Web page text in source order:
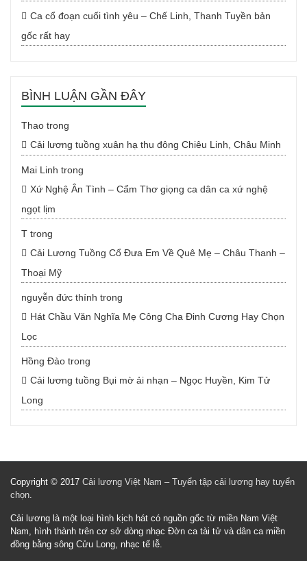
Ca cổ đoạn cuối tình yêu – Chế Linh, Thanh Tuyền bản
gốc rất hay
BÌNH LUẬN GẦN ĐÂY
Thao trong
Cải lương tuồng xuân hạ thu đông Chiêu Linh, Châu Minh
Mai Linh trong
Xứ Nghệ Ân Tình – Cẩm Thơ giọng ca dân ca xứ nghệ
ngọt lịm
T trong
Cải Lương Tuồng Cổ Đưa Em Về Quê Mẹ – Châu Thanh –
Thoại Mỹ
nguyễn đức thính trong
Hát Chầu Văn Nghĩa Mẹ Công Cha Đinh Cương Hay Chọn
Lọc
Hồng Đào trong
Cải lương tuồng Bụi mờ ải nhạn – Ngọc Huyền, Kim Tử
Long
Copyright © 2017 Cải lương Việt Nam – Tuyển tập cải lương hay tuyển
chọn.
Cải lương là một loại hình kịch hát có nguồn gốc từ miền Nam Việt
Nam, hình thành trên cơ sở dòng nhạc Đờn ca tài tử và dân ca miền
đồng bằng sông Cửu Long, nhạc tế lễ.